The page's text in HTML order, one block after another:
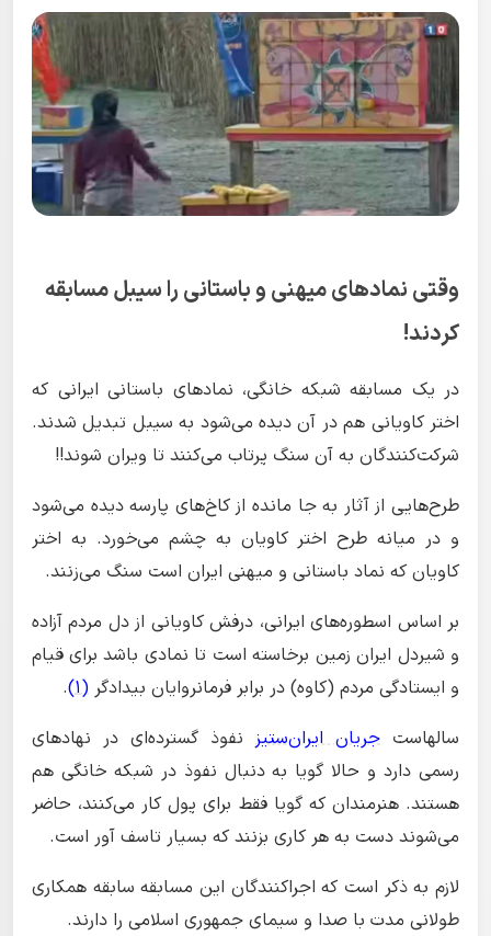
وقتی نمادهای میهنی و باستانی را سیبل مسابقه
کردند!
در یک مسابقه شبکه خانگی، نمادهای باستانی ایرانی که
اختر کاویانی هم در آن دیده می‌شود به سیبل تبدیل شدند.
شرکت‌کنندگان به آن سنگ پرتاب می‌کنند تا ویران شوند!!
طرح‌هایی از آثار به جا مانده از کاخ‌های پارسه دیده می‌شود
و در میانه طرح اختر کاویان به چشم می‌خورد. به اختر
کاویان که نماد باستانی و میهنی ایران است سنگ می‌زنند.
بر اساس اسطوره‌های ایرانی، درفش کاویانی از دل مردم آزاده
و شیردل ایران زمین برخاسته است تا نمادی باشد برای قیام
و ایستادگی مردم (کاوه) در برابر فرمانروایان بیدادگر (1)
.
سالهاست جریان ایران‌ستیز نفوذ گسترده‌ای در نهادهای
رسمی دارد و حالا گویا به دنبال نفوذ در شبکه خانگی هم
هستند. هنرمندان که گویا فقط برای پول کار می‌کنند، حاضر
می‌شوند دست به هر کاری بزنند که بسیار تاسف آور است‌.
لازم به ذکر است که اجراکنندگان این مسابقه سابقه همکاری
طولانی مدت با صدا و سیمای جمهوری اسلامی را دارند.